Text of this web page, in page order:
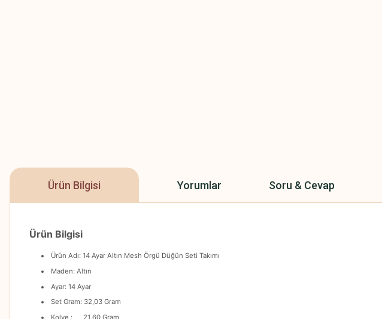
Ürün Bilgisi Yorumlar Soru & Cevap
Ürün Bilgisi
Ürün Adı: 14 Ayar Altın Mesh Örgü Düğün Seti Takımı
Maden: Altın
Ayar: 14 Ayar
Set Gram: 32,03 Gram
Kolye : 21,60 Gram